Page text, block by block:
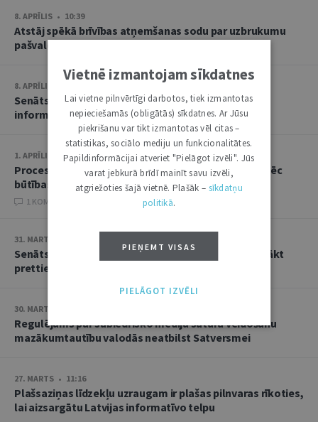
8. APRĪLIS • 10:39
Atstāj spēkā brīvības atņemšanas sodu par uzbrukumu
pašvaldības policistiem
8. APRĪLIS • 10:11
Senāts liek no jauna vērtēt KNAB atteikumu sniegt
informāciju zvērinātai advokātei
1. APRĪLIS • 10:39
Procesuālā termiņa nokavēšanas apstākļi jāvērtē pēc
būtības, nevis tikai jākonstatē fakts
1 KOMENTĀRI
31. MARTS • 10:48
Senāts atstāj spēkā spriedumu par pienākumu aizvākt
prettiesiski uzglabātus atkritumus
30. MARTS • 13:38
Regulējums par sabiedrisko mediju satura veidošanu
mazākumtautību valodās neatbilst Satversmei
27. MARTS • 11:16
Plašsaziņas līdzekļu uzraugam ir plašas pilnvaras rīkoties,
lai aizsargātu Latvijas informatīvo telpu
Vietnē izmantojam sīkdatnes
Lai vietne pilnvērtīgi darbotos, tiek izmantotas
nepieciešamās (obligātās) sīkdatnes. Ar Jūsu
piekrišanu var tikt izmantotas vēl citas –
statistikas, sociālo mediju un funkcionalitātes.
Papildinformācijai atveriet "Pielāgot izvēli". Jūs
varat jebkurā brīdī mainīt savu izvēli,
atgriežoties šajā vietnē. Plašāk – sīkdatņu
politikā.
PIEŅEMT VISAS
PIELĀGOT IZVĒLI